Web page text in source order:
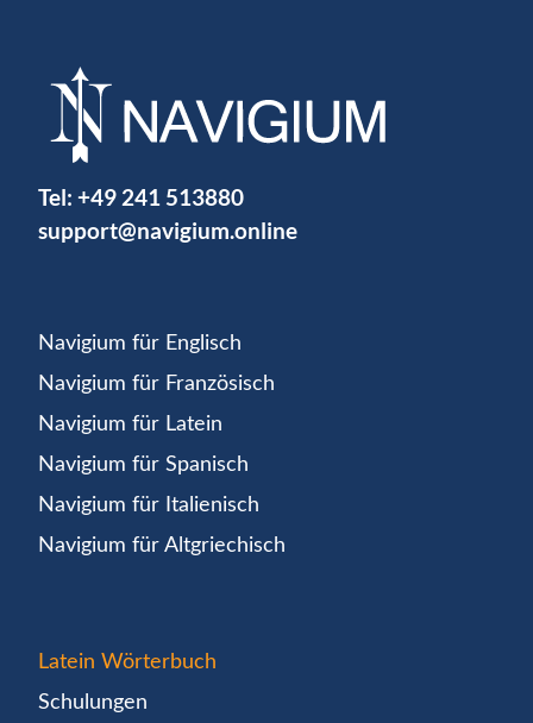
Tel: +49 241 513880
support@navigium.online
Navigium für Englisch
Navigium für Französisch
Navigium für Latein
Navigium für Spanisch
Navigium für Italienisch
Navigium für Altgriechisch
Latein Wörterbuch
Schulungen